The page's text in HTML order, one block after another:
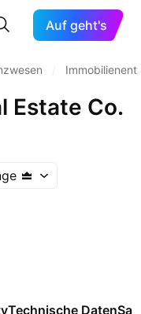
Auf geht's
Estate Co.
Technische Daten